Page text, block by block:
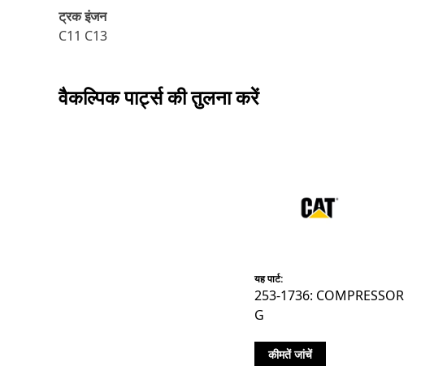
ट्रक इंजन
C11 C13
वैकल्पिक पार्ट्स की तुलना करें
यह पार्ट:
253-1736: COMPRESSOR
G
कीमतें जांचें